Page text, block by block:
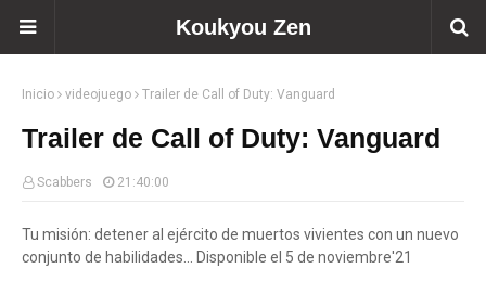
Koukyou Zen
Inicio videojuego Trailer de Call of Duty: Vanguard
Trailer de Call of Duty: Vanguard
Scabbers 21:40:00
Tu misión: detener al ejército de muertos vivientes con un nuevo
conjunto de habilidades... Disponible el 5 de noviembre'21